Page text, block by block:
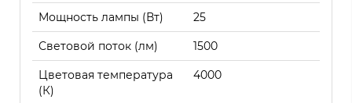
Мощность лампы (Вт) 25
Световой поток (лм) 1500
Цветовая температура
(К)
4000